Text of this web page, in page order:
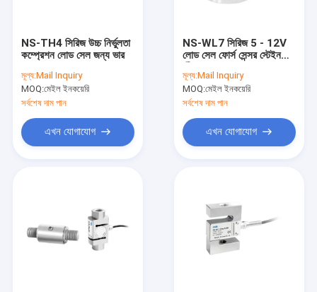
NS-TH4 সিরিজ উচ্চ নির্ভুলতা
কম্প্রেশন লোড সেল জন্য ভার
মূল্য:Mail Inquiry
MOQ:মেইল ইনকয়েরি
সর্বশেষ দাম পান
এখন যোগাযোগ
NS-WL7 সিরিজ 5 - 12V
লোড সেল ফোর্স সেন্সর স্টেইনলেস
মূল্য:Mail Inquiry
MOQ:মেইল ইনকয়েরি
সর্বশেষ দাম পান
এখন যোগাযোগ